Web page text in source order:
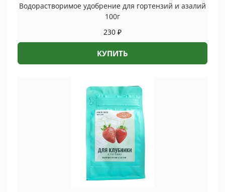
Водорастворимое удобрение для гортензий и азалий
100г
230 ₽
КУПИТЬ